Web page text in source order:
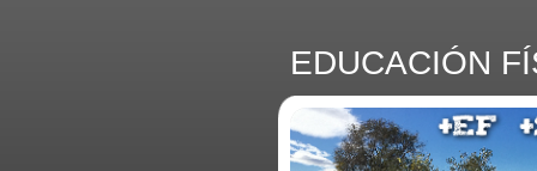
EDUCACIÓN